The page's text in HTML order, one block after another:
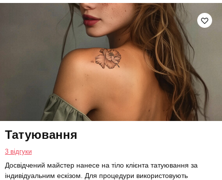
Татуювання
3 відгуки
Досвідчений майстер нанесе на тіло клієнта татуювання за
індивідуальним ескізом. Для процедури використовують